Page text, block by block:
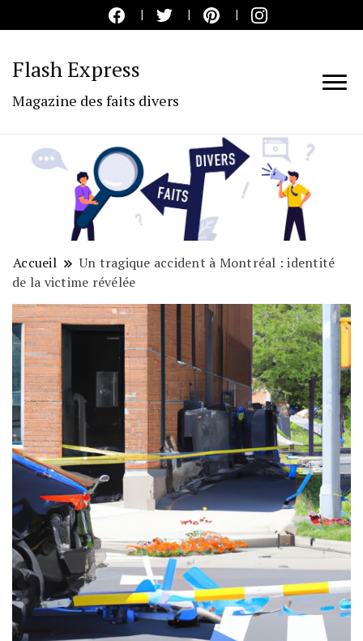
Flash Express
Magazine des faits divers
Accueil
Un tragique accident à Montréal : identité
de la victime révélée